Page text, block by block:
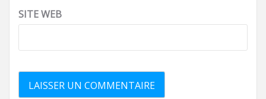
SITE WEB